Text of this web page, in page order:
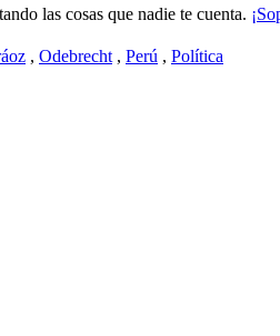
las cosas que nadie te cuenta.
, Odebrecht , Perú , Política